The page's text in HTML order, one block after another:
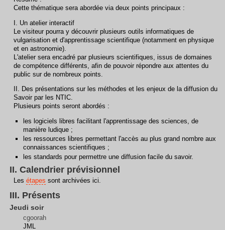
Cette thématique sera abordée via deux points principaux :
I. Un atelier interactif
Le visiteur pourra y découvrir plusieurs outils informatiques de
vulgarisation et d'apprentissage scientifique (notamment en physique
et en astronomie).
L'atelier sera encadré par plusieurs scientifiques, issus de domaines
de compétence différents, afin de pouvoir répondre aux attentes du
public sur de nombreux points.
II. Des présentations sur les méthodes et les enjeux de la diffusion du
Savoir par les NTIC.
Plusieurs points seront abordés :
les logiciels libres facilitant l'apprentissage des sciences, de
manière ludique ;
les ressources libres permettant l'accès au plus grand nombre aux
connaissances scientifiques ;
les standards pour permettre une diffusion facile du savoir.
II. Calendrier prévisionnel
Les étapes sont archivées ici.
III. Présents
Jeudi soir
cgoorah
JML